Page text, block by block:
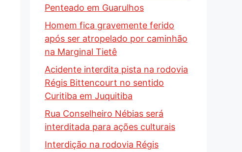
Penteado em Guarulhos
Homem fica gravemente ferido
após ser atropelado por caminhão
na Marginal Tietê
Acidente interdita pista na rodovia
Régis Bittencourt no sentido
Curitiba em Juquitiba
Rua Conselheiro Nébias será
interditada para ações culturais
Interdição na rodovia Régis